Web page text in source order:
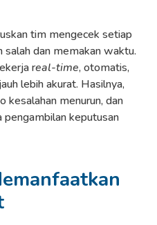
tim mengecek setiap
dan memakan waktu.
real-time, otomatis,
lebih akurat. Hasilnya,
kesalahan menurun, dan
pengambilan keputusan